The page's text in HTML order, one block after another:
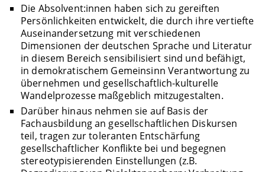
Die Absolvent:innen haben sich zu gereiften
Persönlichkeiten entwickelt, die durch ihre vertiefte
Auseinandersetzung mit verschiedenen
Dimensionen der deutschen Sprache und Literatur
in diesem Bereich sensibilisiert sind und befähigt,
in demokratischem Gemeinsinn Verantwortung zu
übernehmen und gesellschaftlich-kulturelle
Wandelprozesse maßgeblich mitzugestalten.
Darüber hinaus nehmen sie auf Basis der
Fachausbildung an gesellschaftlichen Diskursen
teil, tragen zur toleranten Entschärfung
gesellschaftlicher Konflikte bei und begegnen
stereotypisierenden Einstellungen (z.B.